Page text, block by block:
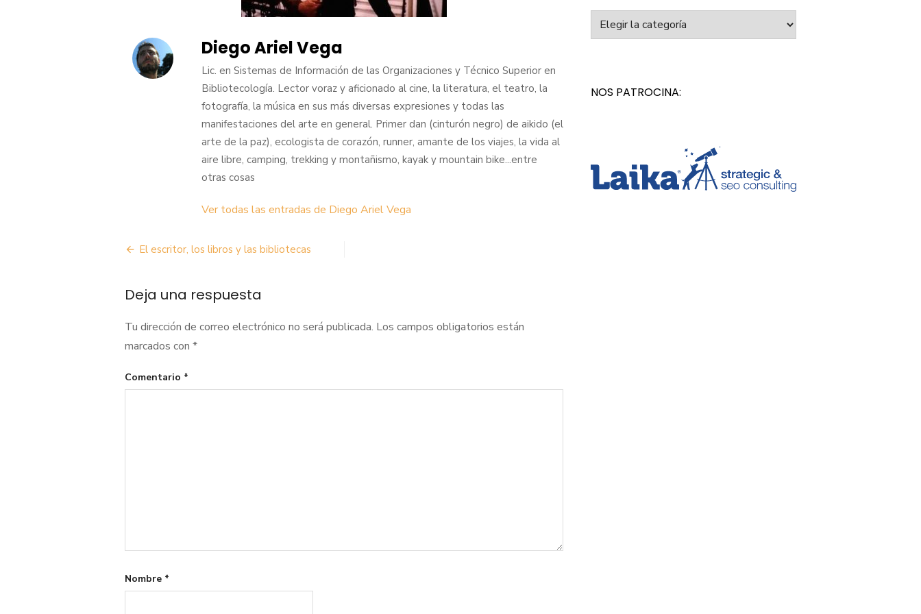
Diego Ariel Vega
Lic. en Sistemas de Información de las Organizaciones y Técnico Superior en
Bibliotecología. Lector voraz y aficionado al cine, la literatura, el teatro, la
fotografía, la música en sus más diversas expresiones y todas las
manifestaciones del arte en general. Primer dan (cinturón negro) de aikido (el
arte de la paz), ecologista de corazón, runner, amante de los viajes, la vida al
aire libre, camping, trekking y montañismo, kayak y mountain bike...entre
otras cosas
Ver todas las entradas de Diego Ariel Vega
Navegación
entradas
El escritor, los libros y las bibliotecas
Deja una respuesta
Tu dirección de correo electrónico no será publicada. Los campos obligatorios están
marcados con *
Comentario *
Nombre *
NOS PATROCINA: